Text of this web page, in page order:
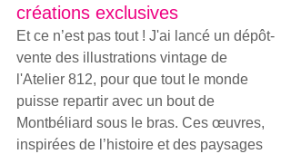
créations exclusives
Et ce n’est pas tout ! J'ai lancé un dépôt-
vente des illustrations vintage de
l'Atelier 812, pour que tout le monde
puisse repartir avec un bout de
Montbéliard sous le bras. Ces œuvres,
inspirées de l’histoire et des paysages